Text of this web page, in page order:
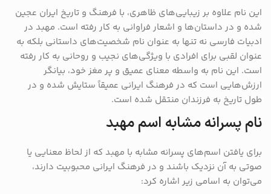
این نام علاوه بر زیبایی‌های ظاهری، با فرهنگ و تاریخ ایران عجین
شده و در داستان‌ها و اشعار فراوانی به کار رفته است. مهبد در
ادبیات فارسی نه تنها به عنوان نام شخصیت‌های داستانی بلکه به
عنوان لقبی برای افرادی با ویژگی‌های نجیب و روحانی به کار رفته
است. این نام به واسطه معنای عمیق و پر مغز خود، بیانگر
ارزش‌هایی است که در فرهنگ ایرانی عمیقاً ستایش شده و در
طول تاریخ به فرزندان منتقل شده است.
نام پسرانه مشابه اسم مهبد
برای یافتن اسم‌های پسرانه مشابه با مهبد که از لحاظ معنایی یا
صوتی به آن نزدیک باشند و در فرهنگ ایرانی محبوبیت دارند،
می‌توان به اسامی زیر اشاره کرد: